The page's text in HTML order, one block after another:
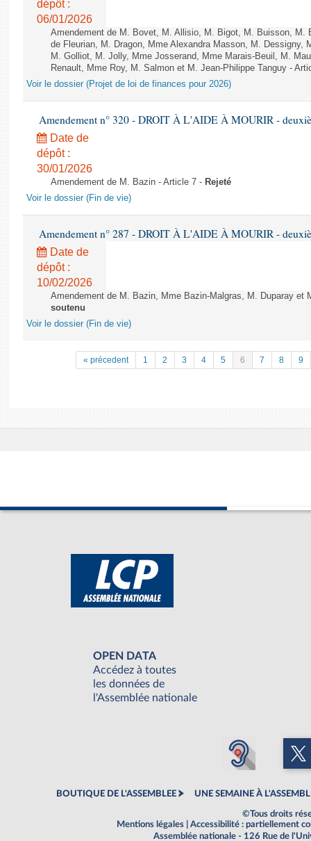
dépôt :
06/01/2026
Amendement de M. Bovet, M. Allisio, M. Bigot, M. Buisson, M.
de Fleurian, M. Dragon, Mme Alexandra Masson, M. Dessigny,
M. Golliot, M. Jolly, Mme Josserand, Mme Marais-Beuil, M.
Renault, Mme Roy, M. Salmon et M. Jean-Philippe Tanguy -
Voir le dossier (Projet de loi de finances pour 2026)
Amendement n° 320 - DROIT À L'AIDE À MOURIR -
Date de
dépôt :
30/01/2026
Amendement de M. Bazin - Article 7 - Rejeté
Voir le dossier (Fin de vie)
Amendement n° 287 - DROIT À L'AIDE À MOURIR -
Date de
dépôt :
10/02/2026
Amendement de M. Bazin, Mme Bazin-Malgras, M. Duparay et
soutenu
Voir le dossier (Fin de vie)
« précedent 1 2 3 4 5 6 7 8 9
OPEN DATA
Accédez à toutes
les données de
l'Assemblée nationale
BOUTIQUE DE L'ASSEMBLEE UNE SEMAINE À
©Tous droits
Mentions légales
Accessibilité : partiellement
Assemblée nationale - 126 Rue de